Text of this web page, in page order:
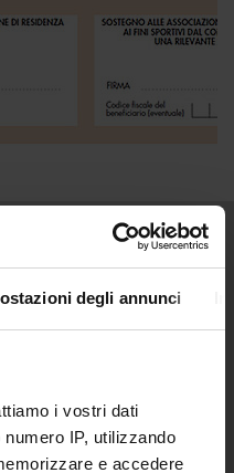
degli annunci
i vostri dati
IP, utilizzando
e accedere
Università
Telematica